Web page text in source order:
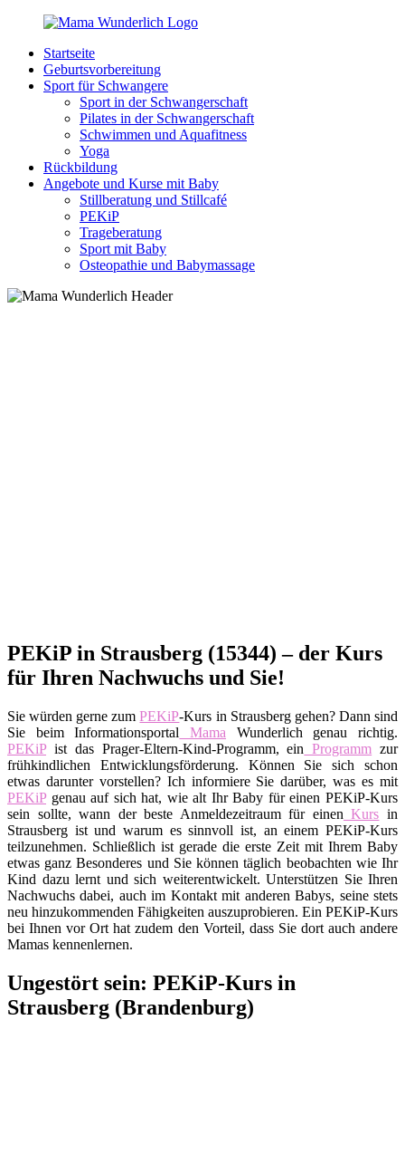
Zurück
Inhalt
MamaWunderlich.de
Mutti
sein
wunderbar!
Startseite
Geburtsvorbereitung
Sport für Schwangere
Sport in der Schwangerschaft
Pilates in der Schwangerschaft
Schwimmen und Aquafitness
Yoga
Rückbildung
Angebote und Kurse mit Baby
Stillberatung und Stillcafé
PEKiP
Trageberatung
Sport mit Baby
Osteopathie und Babymassage
PEKiP in Strausberg (15344) – der Kurs
für Ihren Nachwuchs und Sie!
Sie würden gerne zumPEKiP-Kurs in Strausberg gehen? Dann sind
Sie beim Informationsportal Mama Wunderlich genau richtig.
PEKiPist das Prager-Eltern-Kind-Programm, ein Programm zur
frühkindlichen Entwicklungsförderung. Können Sie sich schon
etwas darunter vorstellen? Ich informiere Sie darüber, was es mit
PEKiPgenau auf sich hat, wie alt Ihr Baby für einen PEKiP-Kurs
sein sollte, wann der beste Anmeldezeitraum für einen Kurs in
Strausberg ist und warum es sinnvoll ist, an einem PEKiP-Kurs
teilzunehmen. Schließlich ist gerade die erste Zeit mit Ihrem Baby
etwas ganz Besonderes und Sie können täglich beobachten wie Ihr
Kind dazu lernt und sich weiterentwickelt. Unterstützen Sie Ihren
Nachwuchs dabei, auch im Kontakt mit anderen Babys, seine stets
neu hinzukommenden Fähigkeiten auszuprobieren. Ein PEKiP-Kurs
bei Ihnen vor Ort hat zudem den Vorteil, dass Sie dort auch andere
Mamas kennenlernen.
Ungestört sein: PEKiP-Kurs in
Strausberg (Brandenburg)